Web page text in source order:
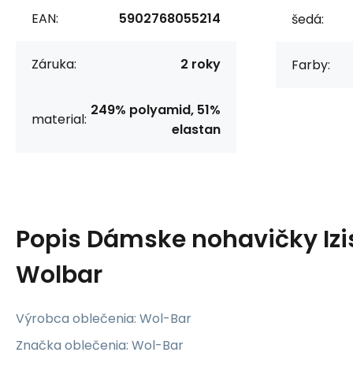
EAN: 5902768055214
Záruka: 2 roky
material:
249% polyamid, 51%
elastan
šedá:
Farby:
Popis Dámske nohavičky
Wolbar
Výrobca oblečenia: Wol-Bar
Značka oblečenia: Wol-Bar